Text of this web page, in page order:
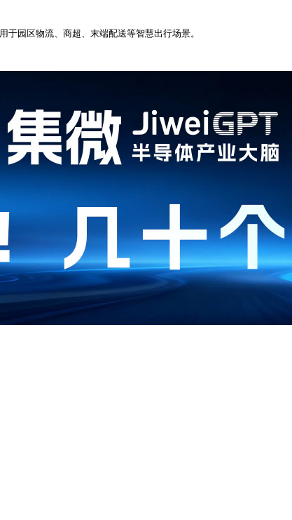
园区物流、商超、末端配送等智慧出行场景。